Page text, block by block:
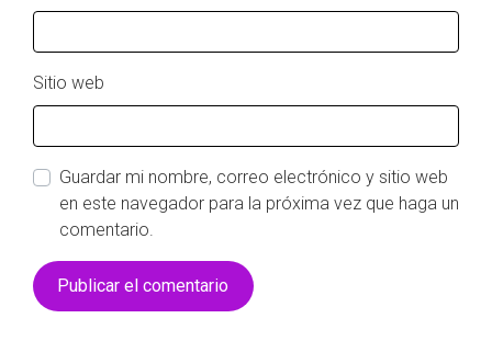
Sitio web
Guardar mi nombre, correo electrónico y sitio web
en este navegador para la próxima vez que haga un
comentario.